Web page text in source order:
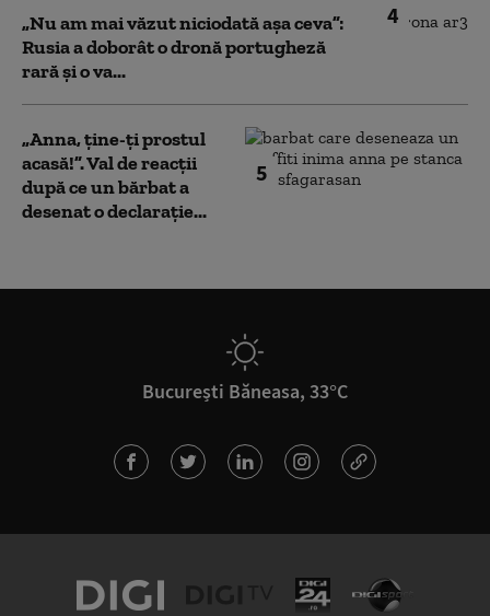
4
„Nu am mai văzut niciodată așa ceva”:
Rusia a doborât o dronă portugheză
rară și o va...
5
„Anna, ţine-ţi prostul
acasă!”. Val de reacții
după ce un bărbat a
desenat o declarație...
București Băneasa, 33°C